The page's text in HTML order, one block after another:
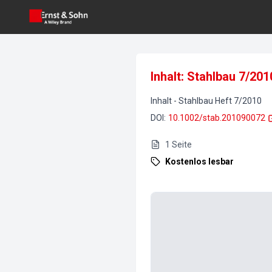
Inhalt: Stahlbau 7/
Inhalt - Stahlbau Heft 7/2010
DOI : 10.1002/stab.201090072
1 Seite
Kostenlos lesbar